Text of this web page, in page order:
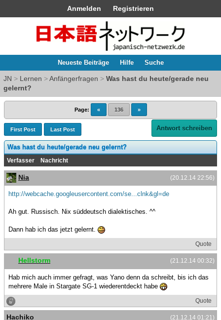
Anmelden Registrieren
Neueste Beiträge Hilfe Suche
JN > Lernen >Anfängerfragen > Was hast du heute/gerade neu
gelernt?
Page: « 136 »
First Post Last Post Antwort schreiben
Was hast du heute/gerade neu gelernt?
Verfasser Nachricht
(20.12.14 22:56)
Nia
http://webcache.googleusercontent.com/se...clnk&gl=de
Ah gut. Russisch. Nix süddeutsch dialektisches. ^^
Dann hab ich das jetzt gelernt.
Quote
(21.12.14 00:32)
Hellstorm
Hab mich auch immer gefragt, was Yano denn da schreibt, bis ich das
mehrere Male in Stargate SG-1 wiederentdeckt habe
Quote
(21.12.14 01:21)
Hachiko